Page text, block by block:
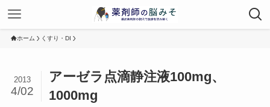
ホーム くすり・DI
アーゼラ点滴静注液100mg、
1000mg
2013
4/02